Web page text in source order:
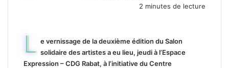
2 minutes de lecture
L e vernissage de la deuxième édition du Salon
solidaire des artistes a eu lieu, jeudi à l’Espace
Expression – CDG Rabat, à l’initiative du Centre